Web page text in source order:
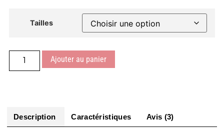
Tailles
Ajouter au panier
Description Caractéristiques Avis (3)